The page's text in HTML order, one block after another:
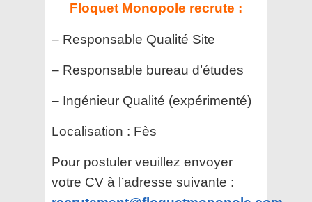
Floquet Monopole recrute :
– Responsable Qualité Site
– Responsable bureau d’études
– Ingénieur Qualité (expérimenté)
Localisation : Fès
Pour postuler veuillez envoyer
votre CV à l’adresse suivante :